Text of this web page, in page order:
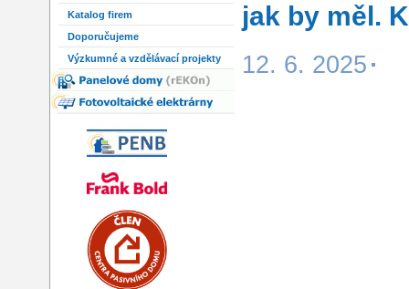
Katalog firem
Doporučujeme
Výzkumné a vzdělávací projekty
jak by měl.
12. 6. 2025